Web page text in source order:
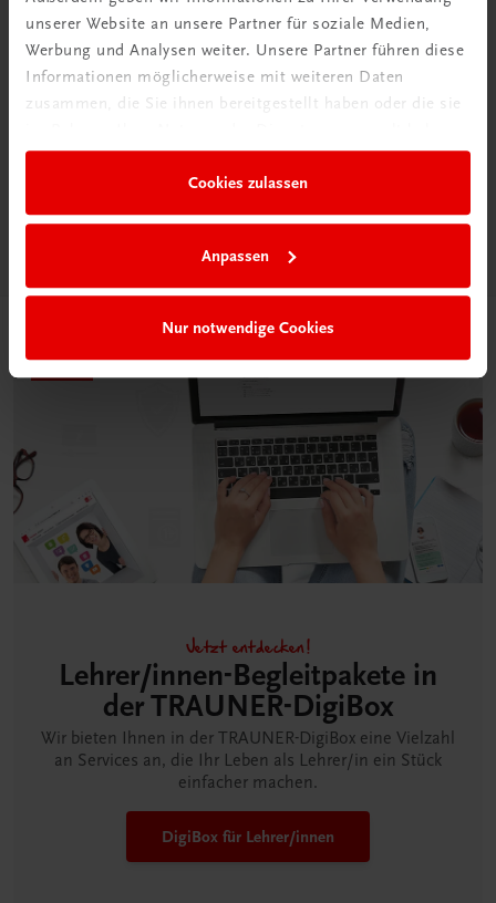
unserer Website an unsere Partner für soziale Medien,
Werbung und Analysen weiter. Unsere Partner führen diese
Informationen möglicherweise mit weiteren Daten
zusammen, die Sie ihnen bereitgestellt haben oder die sie
Cookies zulassen
Anpassen
Nur notwendige Cookies
Neu in der DigiBox
Klassenzimmer“
Mehr dazu
Jetzt entdecken!
Lehrer/innen-Begleitpakete in
der TRAUNER-DigiBox
Wir bieten Ihnen in der TRAUNER-DigiBox eine Vielzahl
an Services an, die Ihr Leben als Lehrer/in ein Stück
einfacher machen.
DigiBox für Lehrer/innen